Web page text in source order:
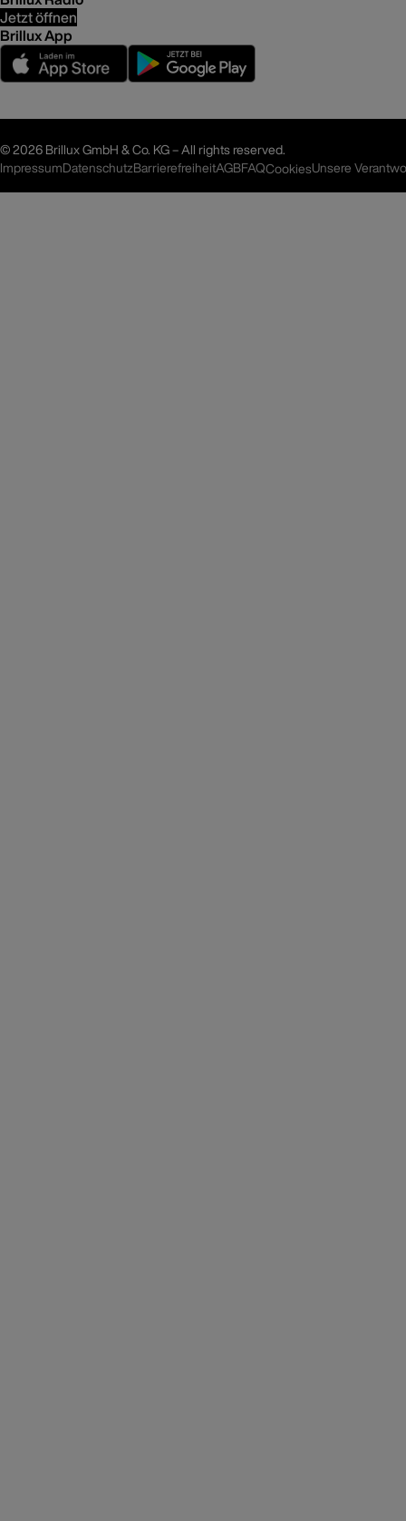
Jetzt öffnen
Brillux App
©2026 Brillux GmbH & Co. KG – All rights reserved.
ImpressumDatenschutzBarrierefreiheitAGBFAQCookiesUnsere